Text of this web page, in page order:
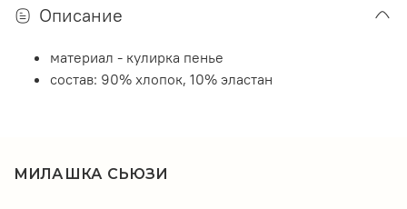
Описание
материал - кулирка пенье
состав: 90% хлопок, 10% эластан
МИЛАШКА СЬЮЗИ